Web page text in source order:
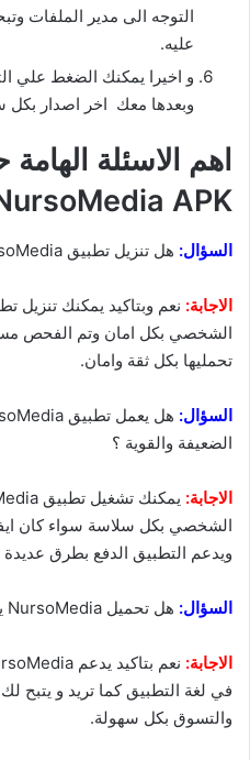
التوجه الى مدير الملفات
عليه.
و اخيرا يمكنك الضغط علي
وبعدها معك اخر اصدار بكل
اهم الاسئلة
APK
السؤال: هل تنزيل تطبيق NursoMedia امن علي الهواتف ؟
الاجابة:
الشخصي بكل امان وتم الفحص
تحمليها بكل ثقة وامان.
السؤال:
الضعيفة والقوية ؟
الاجابة:
الشخصي بكل سلاسة سواء كان
ويدعم التطبيق الدفع بطرق عديدة
السؤال: هل تحميل NursoMedia يدعم خطوط عربيه ؟
الاجابة:
في لغة التطبيق كما تريد و يتبح
والتسوق بكل سهولة.